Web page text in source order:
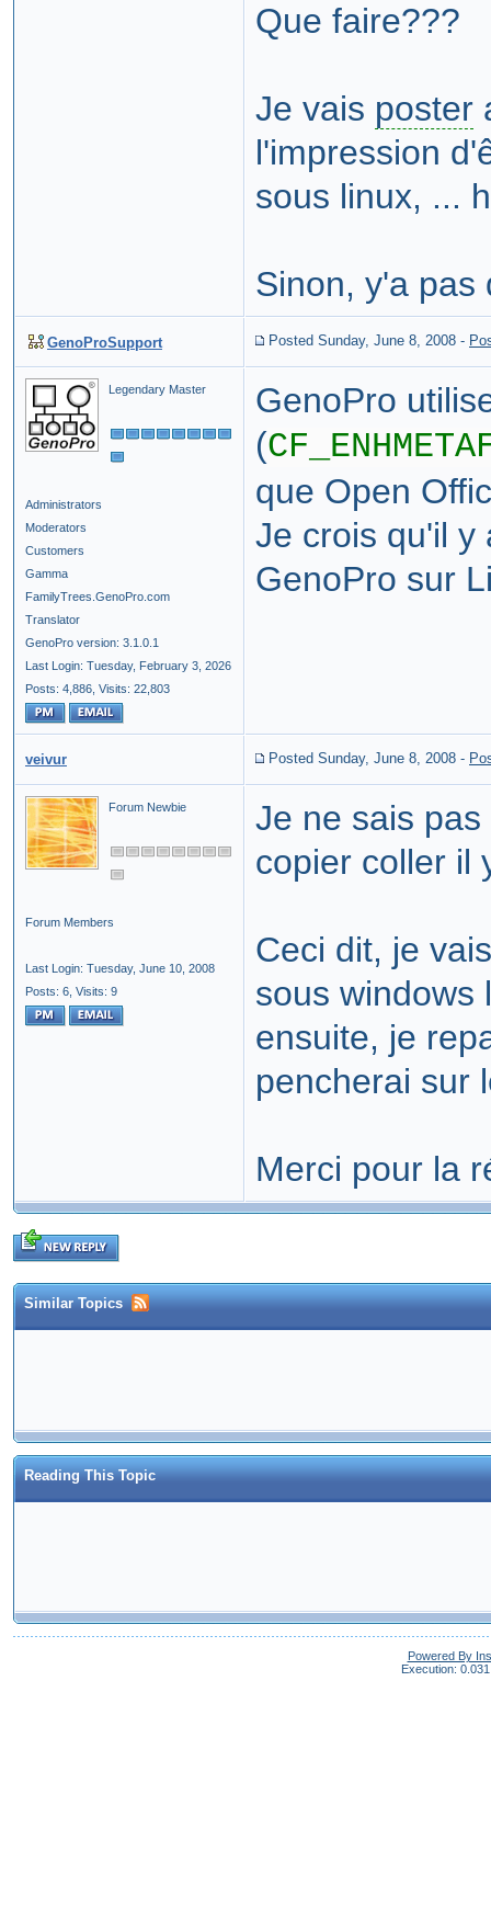
Que faire???
Je vais poster
l'impression
sous linux, ...
Sinon, y'a pas
GenoProSupport Posted Sunday, June 8, 2008 -
Legendary Master
Administrators
Moderators
Customers
Gamma
FamilyTrees.GenoPro.com
Translator
GenoPro version: 3.1.0.1
Last Login: Tuesday, February 3, 2026
Posts: 4,886, Visits: 22,803
GenoPro
(
que Open
Je crois qu'il y
GenoPro sur
veivur Posted Sunday, June 8, 2008 -
Forum Newbie
Forum Members
Last Login: Tuesday, June 10, 2008
Posts: 6, Visits: 9
Je ne sais
copier coller il
Ceci dit, je
sous windows
ensuite, je
pencherai sur
Merci pour la
Similar Topics
Reading This Topic
Powered By
Execution: